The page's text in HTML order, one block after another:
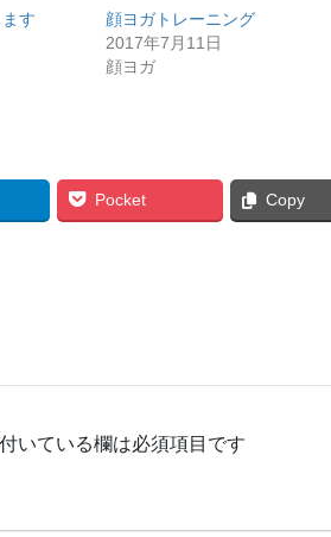
す
顔ヨガトレーニング
2017年7月11日
顔ヨガ
Pocket Copy
いている欄は必須項目です